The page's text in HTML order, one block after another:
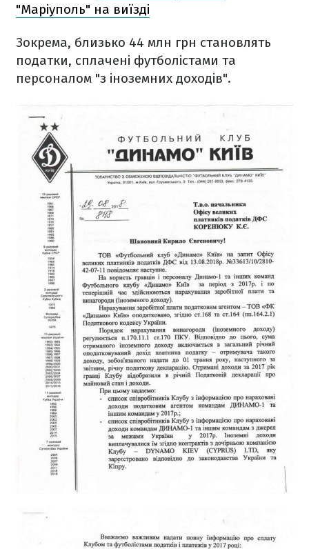
"Маріуполь" на виїзді
Зокрема, близько 44 млн грн становлять
податки, сплачені футболістами та
персоналом "з іноземних доходів".